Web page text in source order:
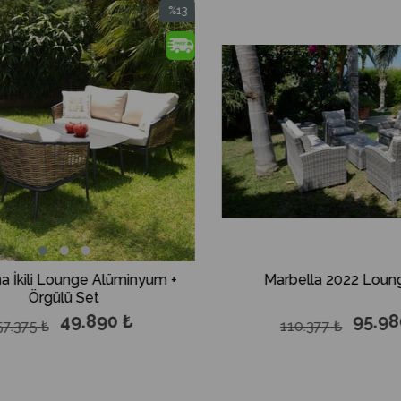
+
%13
İndirim
%13İndirim
Marbella 2022 Lounge Set
110.377 ₺
%13İndirim